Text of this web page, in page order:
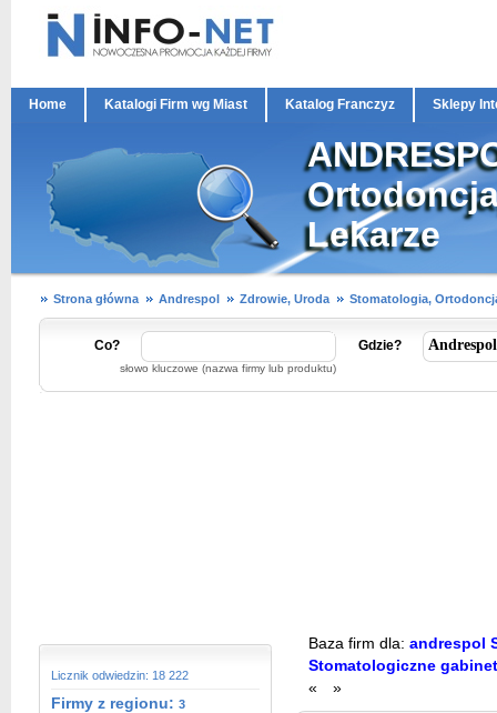
Home Katalogi Firm wg Miast Katalog Franczyz Sklepy
Lekarze
Strona główna Andrespol Zdrowie, Uroda Stomatologia,
Co?
słowo kluczowe (nazwa firmy lub produktu)
Gdzie?
Licznik odwiedzin: 18 222
Firmy z regionu: 3
Baza firm dla: andrespol
Stomatologiczne
«
»